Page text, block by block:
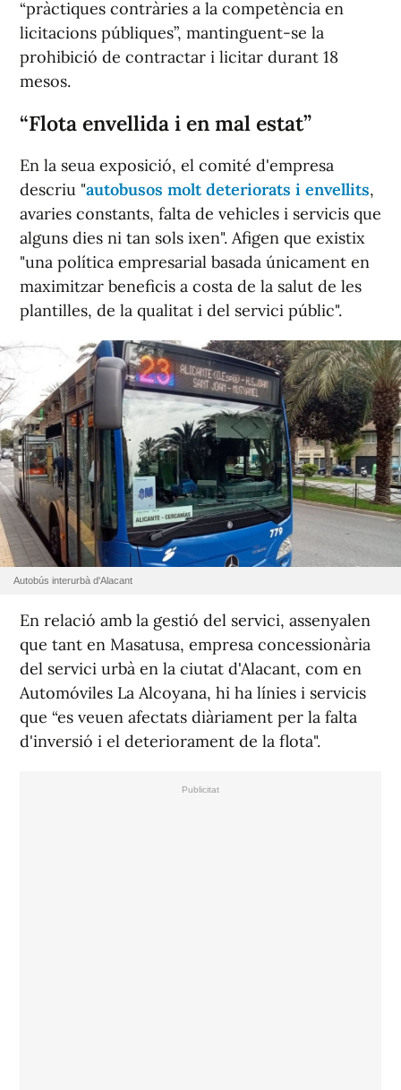
“pràctiques contràries a la competència en
licitacions públiques”, mantinguent-se la
prohibició de contractar i licitar durant 18
mesos.
“Flota envellida i en mal estat”
En la seua exposició, el comité d'empresa
descriu "autobusos molt deteriorats i envellits,
avaries constants, falta de vehicles i servicis que
alguns dies ni tan sols ixen". Afigen que existix
"una política empresarial basada únicament en
maximitzar beneficis a costa de la salut de les
plantilles, de la qualitat i del servici públic".
Autobús interurbà d'Alacant
En relació amb la gestió del servici, assenyalen
que tant en Masatusa, empresa concessionària
del servici urbà en la ciutat d'Alacant, com en
Automóviles La Alcoyana, hi ha línies i servicis
que “es veuen afectats diàriament per la falta
d'inversió i el deteriorament de la flota".